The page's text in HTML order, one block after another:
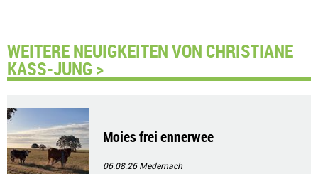
WEITERE NEUIGKEITEN VON CHRISTIANE
KASS-JUNG >
Moies frei ennerwee
06.08.26Medernach